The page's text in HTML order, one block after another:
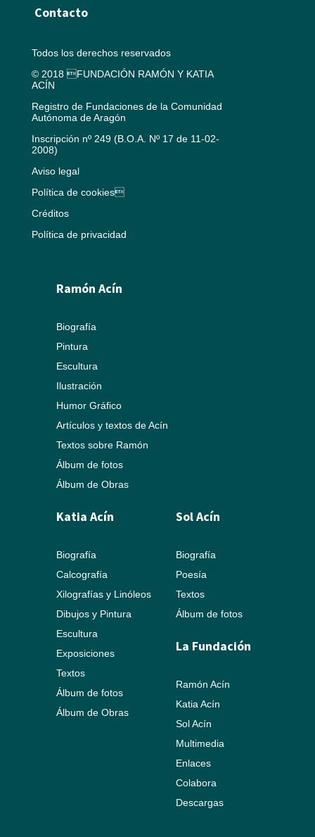
Contacto
Todos los derechos reservados
© 2018 FUNDACIÓN RAMÓN Y KATIA
ACÍN
Registro de Fundaciones de la Comunidad
Autónoma de Aragón
Inscripción nº 249 (B.O.A. Nº 17 de 11-02-
2008)
Aviso legal
Política de cookies
Créditos
Política de privacidad
Ramón Acín
Biografía
Pintura
Escultura
Ilustración
Humor Gráfico
Artículos y textos de Acín
Textos sobre Ramón
Álbum de fotos
Álbum de Obras
Katia Acín
Biografía
Calcografía
Xilografías y Linóleos
Dibujos y Pintura
Escultura
Exposiciones
Textos
Álbum de fotos
Álbum de Obras
Sol Acín
Biografía
Poesía
Textos
Álbum de fotos
La Fundación
Ramón Acín
Katia Acín
Sol Acín
Multimedia
Enlaces
Colabora
Descargas